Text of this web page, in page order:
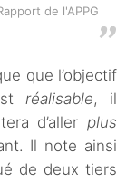
de l'APPG
que l’objectif
réalisable, il
d’aller plus
Il note ainsi
de deux tiers